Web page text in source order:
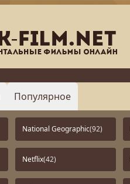
Популярное
National Geographic(92)
Netflix(42)